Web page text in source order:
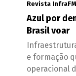
Revista InfraFM
Azul por
Brasil voar
e formação
operacional